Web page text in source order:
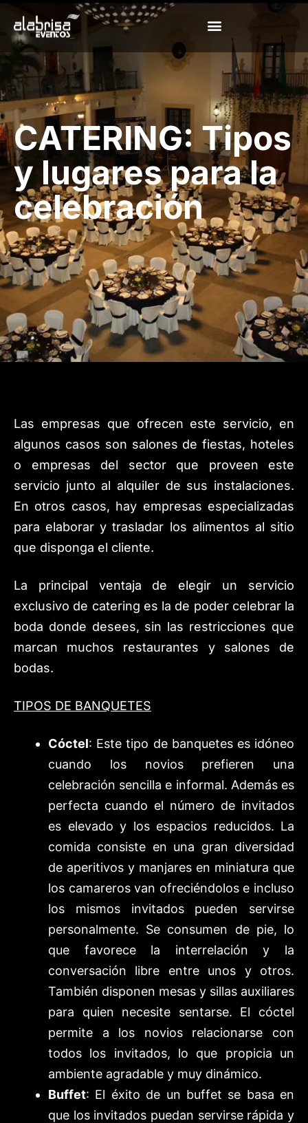
CATERING: Tipos
y lugares para la
celebración
Las empresas que ofrecen este servicio, en
algunos casos son salones de fiestas, hoteles
o empresas del sector que proveen este
servicio junto al alquiler de sus instalaciones.
En otros casos, hay empresas especializadas
para elaborar y trasladar los alimentos al sitio
que disponga el cliente.
La principal ventaja de elegir un servicio
exclusivo de catering es la de poder celebrar la
boda donde desees, sin las restricciones que
marcan muchos restaurantes y salones de
bodas.
TIPOS DE BANQUETES
Cóctel: Este tipo de banquetes es idóneo
cuando los novios prefieren una
celebración sencilla e informal. Además es
perfecta cuando el número de invitados
es elevado y los espacios reducidos. La
comida consiste en una gran diversidad
de aperitivos y manjares en miniatura que
los camareros van ofreciéndolos e incluso
los mismos invitados pueden servirse
personalmente. Se consumen de pie, lo
que favorece la interrelación y la
conversación libre entre unos y otros.
También disponen mesas y sillas auxiliares
para quien necesite sentarse. El cóctel
permite a los novios relacionarse con
todos los invitados, lo que propicia un
ambiente agradable y muy dinámico.
Buffet: El éxito de un buffet se basa en
que los invitados puedan servirse rápida y